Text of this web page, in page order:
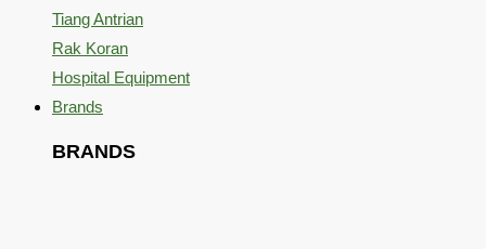
Tiang Antrian
Rak Koran
Hospital Equipment
Brands
BRANDS